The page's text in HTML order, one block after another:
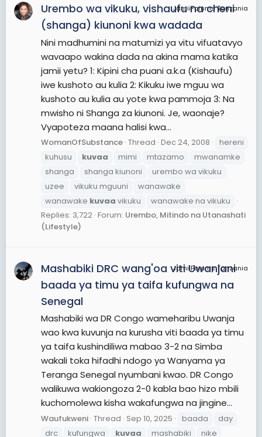
JamiiForums Tanzania
Urembo wa vikuku, vishaufu na cheni
(shanga) kiunoni kwa wadada
Nini madhumini na matumizi ya vitu vifuatavyo
wavaapo wakina dada na akina mama katika
jamii yetu? 1: Kipini cha puani a.k.a (Kishaufu)
iwe kushoto au kulia 2: Kikuku iwe mguu wa
kushoto au kulia au yote kwa pammoja 3: Na
mwisho ni Shanga za kiunoni. Je, waonaje?
Vyapoteza maana halisi kwa...
WomanOfSubstance Thread Dec 24, 2008
hereni
kuhusu
kuvaa mimi mtazamo
mwanamke
shanga
shanga kiunoni
urembo wa vikuku
uzee
vikuku mguuni
wanawake
wanawake kuvaa vikuku
wanawake na vikuku
Replies: 3,722 Forum: Urembo, Mitindo na Utanashati
(Lifestyle)
JamiiForums Tanzania
Mashabiki DRC wang'oa viti Uwanjani
baada ya timu ya taifa kufungwa na
Senegal
Mashabiki wa DR Congo wameharibu Uwanja
wao kwa kuvunja na kurusha viti baada ya timu
ya taifa kushindiliwa mabao 3-2 na Simba
wakali toka hifadhi ndogo ya Wanyama ya
Teranga Senegal nyumbani kwao. DR Congo
walikuwa wakiongoza 2-0 kabla bao hizo mbili
kuchomolewa kisha wakafungwa na jingine...
Waufukweni Thread Sep 10, 2025 baada
day
drc
kufungwa kuvaa mashabiki
nike